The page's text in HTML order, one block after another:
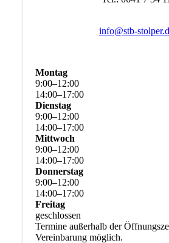
info@stb-
Montag
9:00–12:00
14:00–17:00
Dienstag
9:00–12:00
14:00–17:00
Mittwoch
9:00–12:00
14:00–17:00
Donnerstag
9:00–12:00
14:00–17:00
Freitag
geschlossen
Termine außerhalb der
Vereinbarung möglich.